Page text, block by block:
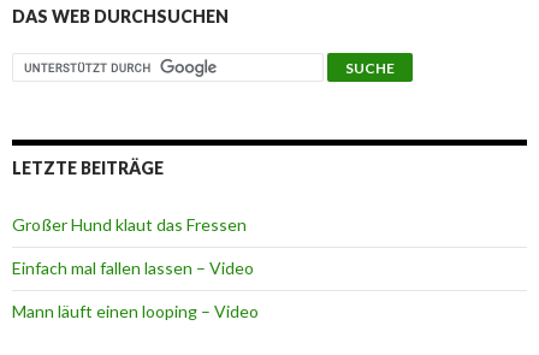
DAS WEB DURCHSUCHEN
LETZTE BEITRÄGE
Großer Hund klaut das Fressen
Einfach mal fallen lassen – Video
Mann läuft einen looping – Video